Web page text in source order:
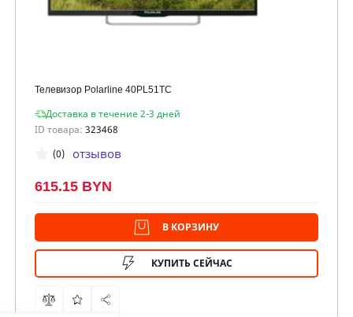
Телевизор Polarline 40PL51TC
Доставка в течение 2-3 дней
ID товара: 323468
(0) отзывов
615.15 BYN
В КОРЗИНУ
КУПИТЬ СЕЙЧАС